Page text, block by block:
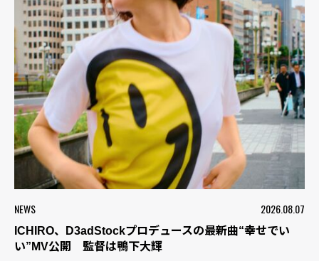
NEWS 2026.08.07
ICHIRO、D3adStockプロデュースの最新曲“幸せでい
い”MV公開 監督は鴨下大輝